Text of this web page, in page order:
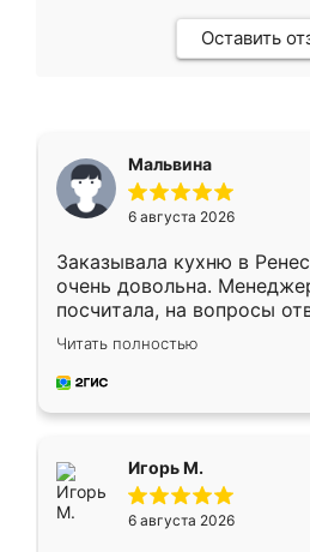
Оставить
Мальвина
6 августа 2026
Заказывала кухню в
очень довольна.
посчитала, на вопросы
Замерщик приехал в
делу со всей
за день, ребята работали
Читать полностью
Игорь М.
6 августа 2026